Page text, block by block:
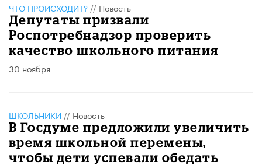
ЧТО ПРОИСХОДИТ? // Новость
Депутаты призвали
Роспотребнадзор проверить
качество школьного питания
30 ноября
ШКОЛЬНИКИ // Новость
В Госдуме предложили увеличить
время школьной перемены,
чтобы дети успевали обедать